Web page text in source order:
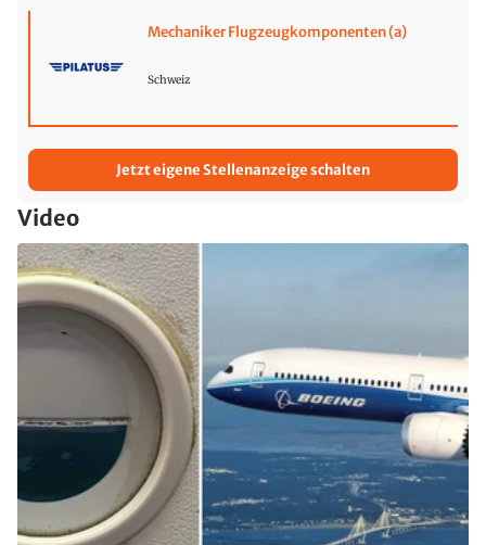
Mechaniker Flugzeugkomponenten (a)
Schweiz
Jetzt eigene Stellenanzeige schalten
Video